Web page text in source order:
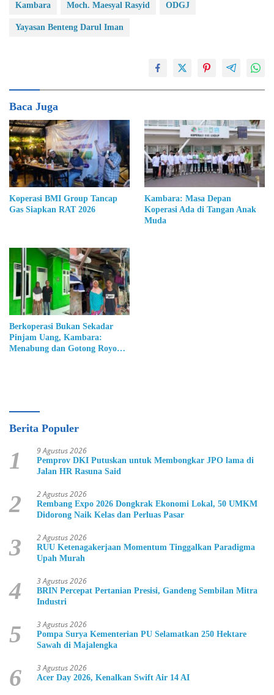
Kambara Moch. Maesyal Rasyid ODGJ
Yayasan Benteng Darul Iman
Baca Juga
Koperasi BMI Group Tancap
Gas Siapkan RAT 2026
Kambara: Masa Depan
Koperasi Ada di Tangan Anak
Muda
Berkoperasi Bukan Sekadar
Pinjam Uang, Kambara:
Menabung dan Gotong Royong
Berita Populer
1 9 Agustus 2026
Pemprov DKI Putuskan untuk Membongkar JPO lama di
Jalan HR Rasuna Said
2 2 Agustus 2026
Rembang Expo 2026 Dongkrak Ekonomi Lokal, 50 UMKM
Didorong Naik Kelas dan Perluas Pasar
3 2 Agustus 2026
RUU Ketenagakerjaan Momentum Tinggalkan Paradigma
Upah Murah
4 3 Agustus 2026
BRIN Percepat Pertanian Presisi, Gandeng Sembilan Mitra
Industri
5 3 Agustus 2026
Pompa Surya Kementerian PU Selamatkan 250 Hektare
Sawah di Majalengka
6 3 Agustus 2026
Acer Day 2026, Kenalkan Swift Air 14 AI